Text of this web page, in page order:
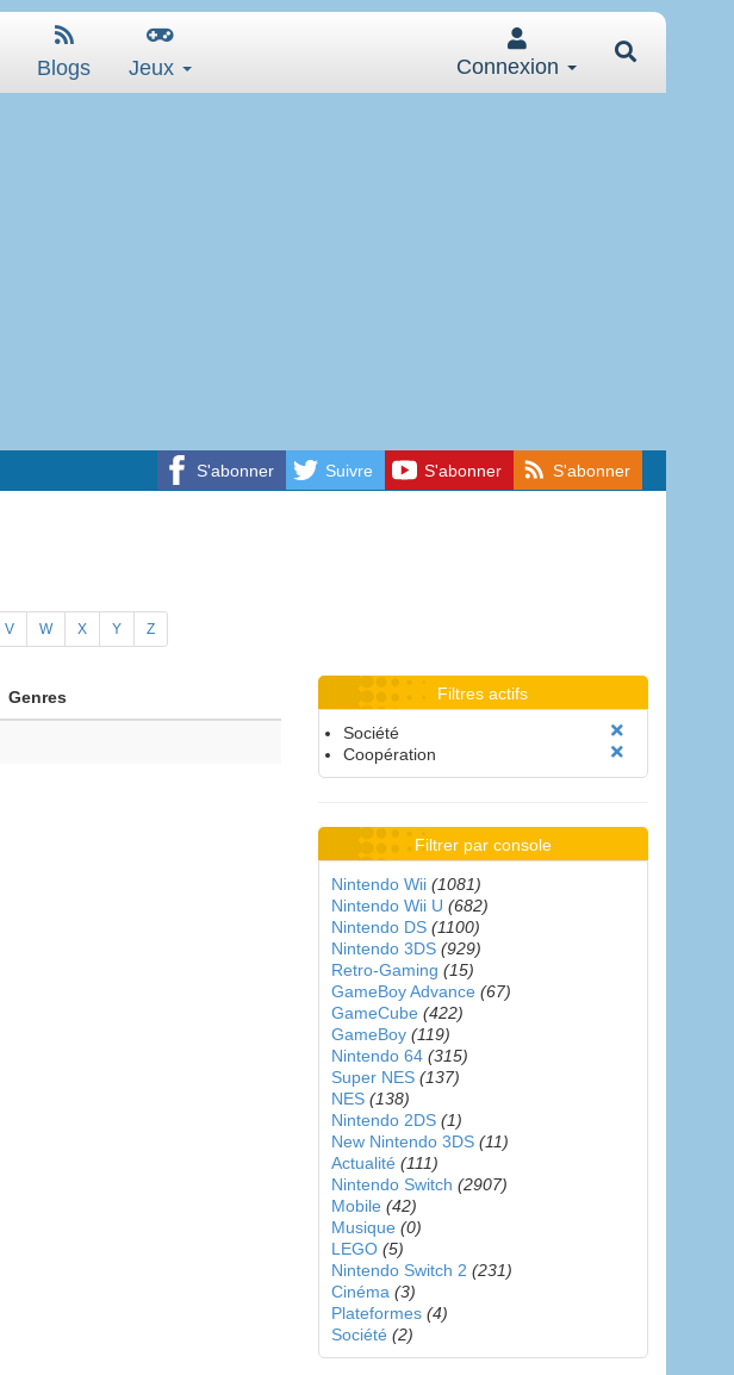
Blogs Jeux Connexion
S'abonner Suivre S'abonner S'abonner
V W X Y Z
Genres Filtres actifs
Société
Coopération
Filtrer par console
Nintendo Wii (1081)
Nintendo Wii U (682)
Nintendo DS (1100)
Nintendo 3DS (929)
Retro-Gaming (15)
GameBoy Advance (67)
GameCube (422)
GameBoy (119)
Nintendo 64 (315)
Super NES (137)
NES (138)
Nintendo 2DS (1)
New Nintendo 3DS (11)
Actualité (111)
Nintendo Switch (2907)
Mobile (42)
Musique (0)
LEGO (5)
Nintendo Switch 2 (231)
Cinéma (3)
Plateformes (4)
Société (2)